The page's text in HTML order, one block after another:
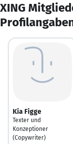
XING
Kia Figge
Texter und
Konzeptioner
(Copywriter)